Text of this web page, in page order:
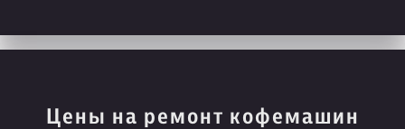
Цены на ремонт кофемашин